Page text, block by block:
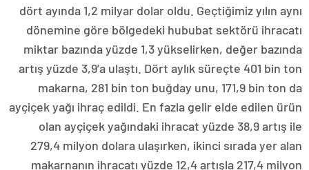
dört ayında 1,2 milyar dolar oldu. Geçtiğimiz yılın aynı
dönemine göre bölgedeki hububat sektörü ihracatı
miktar bazında yüzde 1,3 yükselirken, değer bazında
artış yüzde 3,9’a ulaştı. Dört aylık süreçte 401 bin ton
makarna, 281 bin ton buğday unu, 171,9 bin ton da
ayçiçek yağı ihraç edildi. En fazla gelir elde edilen ürün
olan ayçiçek yağındaki ihracat yüzde 38,9 artış ile
279,4 milyon dolara ulaşırken, ikinci sırada yer alan
makarnanın ihracatı yüzde 12,4 artışla 217,4 milyon